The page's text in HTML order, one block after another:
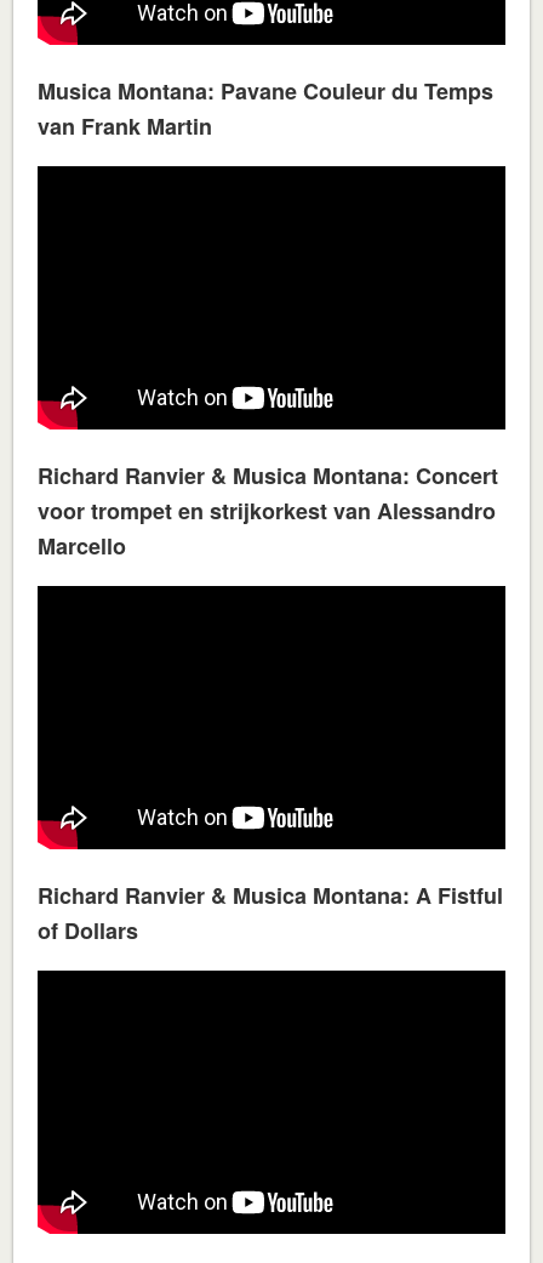
Musica Montana: Pavane Couleur du Temps
van Frank Martin
Richard Ranvier & Musica Montana: Concert
voor trompet en strijkorkest van Alessandro
Marcello
Richard Ranvier & Musica Montana: A Fistful
of Dollars